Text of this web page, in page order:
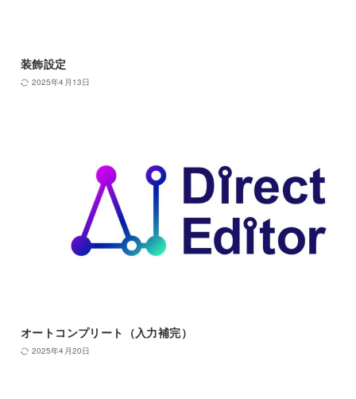
装飾設定
2025年4月13日
オートコンプリート（入力補完）
2025年4月20日